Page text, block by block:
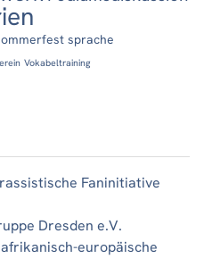
sprache
Vokabeltraining
Faninitiative
Dresden e.V.
europäische